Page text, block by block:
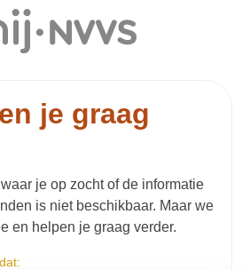
je graag
je op zocht of de informatie
is niet beschikbaar. Maar we
en helpen je graag verder.